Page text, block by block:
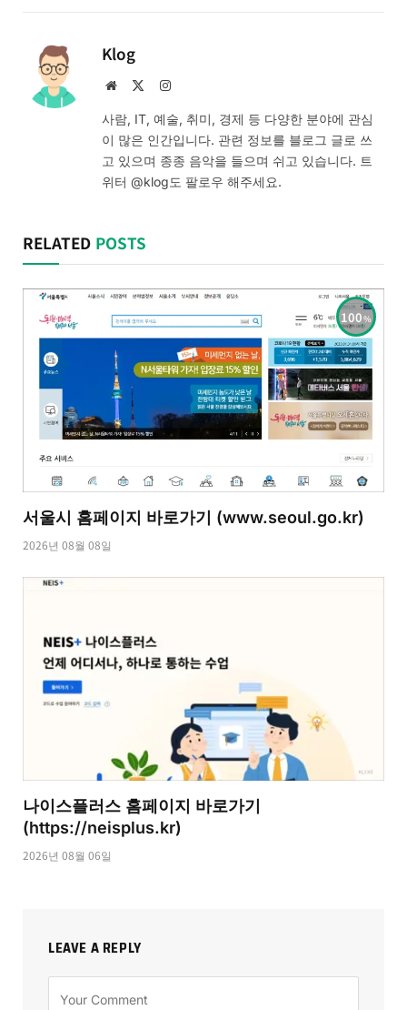
Klog
Website Instagram
사람, IT, 예술, 취미, 경제 등 다양한 분야에 관심
이 많은 인간입니다. 관련 정보를 블로그 글로 쓰
고 있으며 종종 음악을 들으며 쉬고 있습니다. 트
위터 @klog도 팔로우 해주세요.
RELATED POSTS
100
서울시 홈페이지 바로가기 (www.seoul.go.kr)
2026년 08월 08일
나이스플러스 홈페이지 바로가기
(https://neisplus.kr)
2026년 08월 06일
LEAVE A REPLY